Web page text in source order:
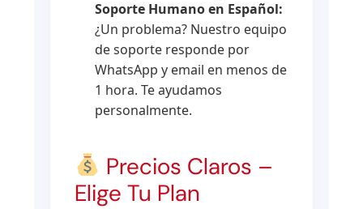
Soporte Humano en Español:
¿Un problema? Nuestro equipo
de soporte responde por
WhatsApp y email en menos de
1 hora. Te ayudamos
personalmente.
Precios Claros –
Elige Tu Plan